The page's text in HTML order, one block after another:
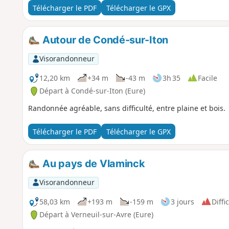
Télécharger le PDF Télécharger le GPX
Autour de Condé-sur-Iton
Visorandonneur
12,20 km
+34 m -43 m 3h 35
Facile
Départ à Condé-sur-Iton (Eure)
Randonnée agréable, sans difficulté, entre plaine et bois.
Télécharger le PDF Télécharger le GPX
Au pays de Vlaminck
Visorandonneur
58,03 km
+193 m -159 m 3 jours
Départ à Verneuil-sur-Avre (Eure)